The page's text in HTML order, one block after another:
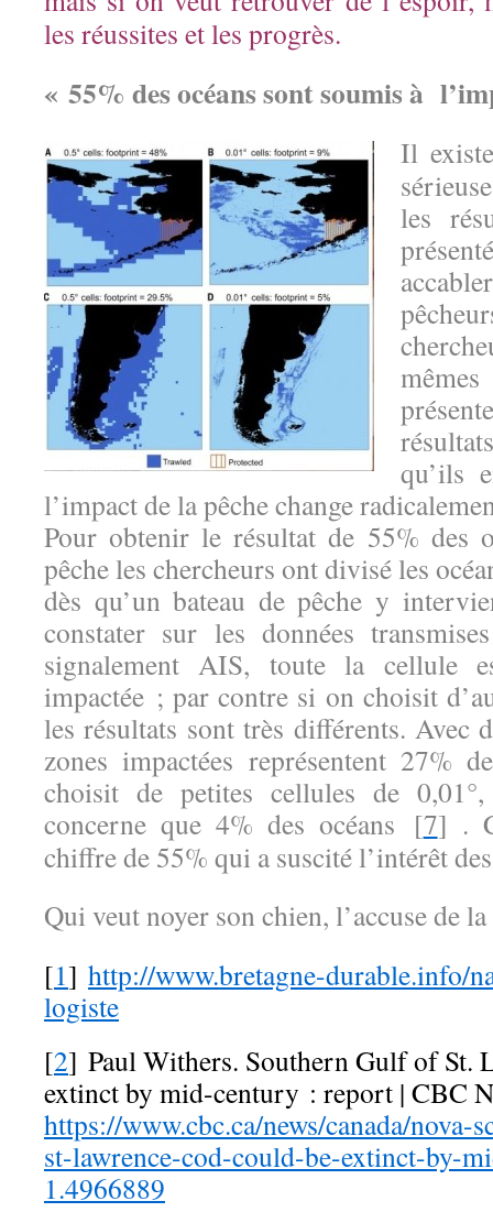
les réussites et les progrès.
« 55% des océans sont soumis à
Il
les
qu’ils
l’impact de la pêche change
Pour obtenir le résultat de 55% des
pêche les chercheurs ont divisé les
dès qu’un bateau de pêche y
constater sur les données
signalement AIS, toute la cellule
impactée ; par contre si on choisit
les résultats sont très différents. Avec
zones impactées représentent 27%
choisit de petites cellules de
concerne que 4% des océans [7] .
chiffre de 55% qui a suscité l’intérêt
Qui veut noyer son chien, l’accuse de la
[1] http://www.bretagne-durable.info/
logiste
[2] Paul Withers. Southern Gulf of St.
extinct by mid-century : report | CBC
https://www.cbc.ca/news/canada/
st-lawrence-cod-could-be-extinct-by-
1.4966889